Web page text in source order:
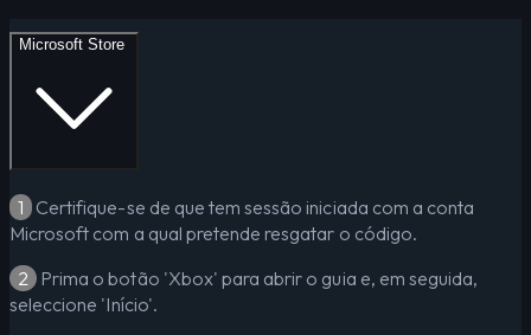
Microsoft Store
1 Certifique-se de que tem sessão iniciada com a conta
Microsoft com a qual pretende resgatar o código.
2 Prima o botão 'Xbox' para abrir o guia e, em seguida,
seleccione 'Início'.